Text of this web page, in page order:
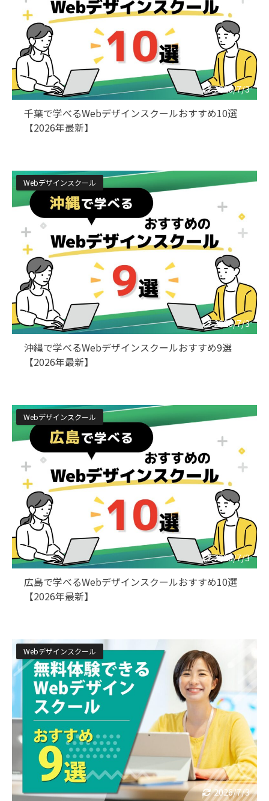
2026/7/3
千葉で学べるWebデザインスクールおすすめ10選
【2026年最新】
2026/7/3
Webデザインスクール
沖縄で学べるWebデザインスクールおすすめ9選
【2026年最新】
2026/7/3
Webデザインスクール
広島で学べるWebデザインスクールおすすめ10選
【2026年最新】
2026/7/3
Webデザインスクール